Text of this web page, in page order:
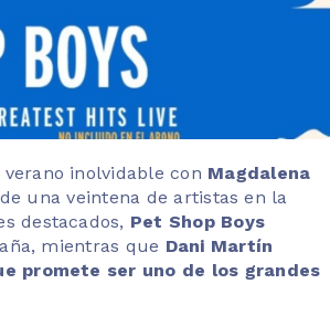
inolvidable con Magdalena
una veintena de artistas en la
destacados, Pet Shop Boys
mientras que Dani Martín
promete ser uno de los grandes